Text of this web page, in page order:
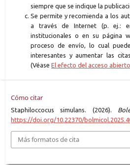
siempre que se indique la
Se permite y recomienda a los
a través de Internet (p. ej.:
institucionales o en su página
proceso de envío, lo cual
interesantes y aumentar las
(Véase El efecto del acceso abierto
Cómo citar
Staphiloccocus simulans. (2026).
https://doi.org/10.22370/
Más formatos de cita